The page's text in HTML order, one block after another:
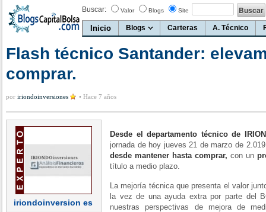
Buscar: Valor Blogs Site
Inicio Blogs Carteras A. Técnico
Flash técnico Santander:
comprar.
por iriondoinversiones • Hace 7 años
iriondoinversion es
Desde el departamento técnico de
jornada de hoy jueves 21 de marzo de
desde mantener hasta comprar, con un
título a medio plazo.
La mejoría técnica que presenta el valor
la vez de una ayuda extra por parte del
nuestras perspectivas de mejora de